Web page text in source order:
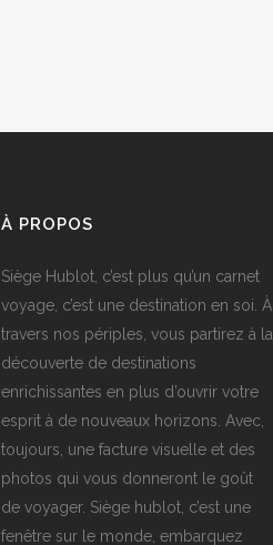
À PROPOS
Siège Hublot, c’est plus qu’un carnet
voyage, c’est une destination en soi. À
travers nos périples, vous partirez à la
découverte de destinations
enrichissantes en plus d’ouvrir votre
esprit à de nouveaux horizons. Avec,
toujours, une facture visuelle et des
photos qui vous donneront le goût
de voyager. Siège hublot, c’est une
fenêtre sur le monde, embarquez